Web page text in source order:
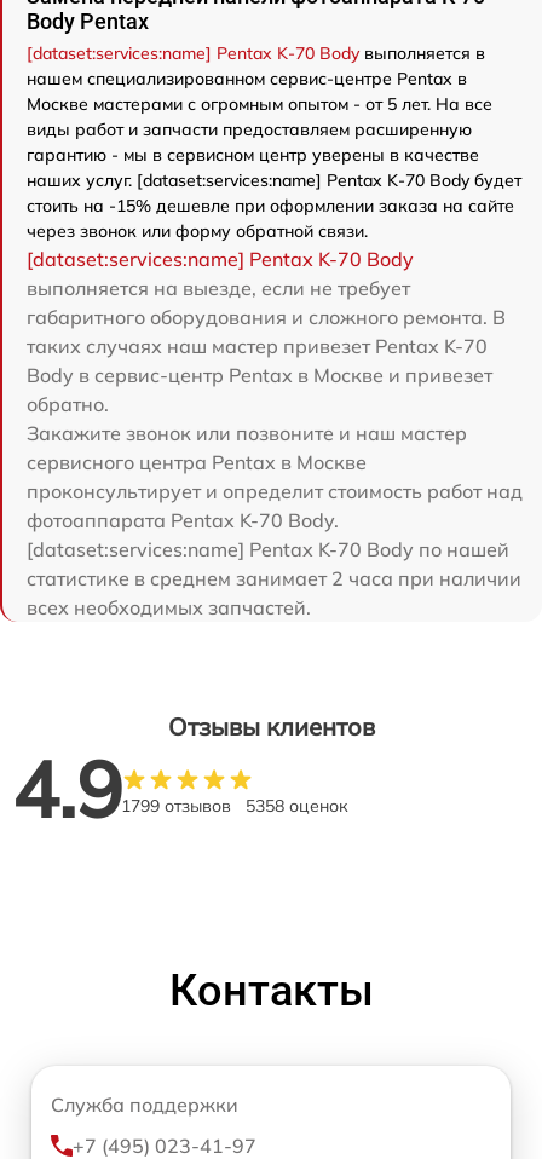
Body Pentax
[dataset:services:name] Pentax K-70 Bodyвыполняется в
нашем специализированном сервис-центре Pentax в
Москве мастерами с огромным опытом - от 5 лет. На все
виды работ и запчасти предоставляем расширенную
гарантию - мы в сервисном центр уверены в качестве
наших услуг. [dataset:services:name] Pentax K-70 Body будет
стоить на -15% дешевле при оформлении заказа на сайте
через звонок или форму обратной связи.
[dataset:services:name] Pentax K-70 Body
выполняется на выезде, если не требует
габаритного оборудования и сложного ремонта. В
таких случаях наш мастер привезет Pentax K-70
Body в сервис-центр Pentax в Москве и привезет
обратно.
Закажите звонок или позвоните и наш мастер
сервисного центра Pentax в Москве
проконсультирует и определит стоимость работ над
фотоаппарата Pentax K-70 Body.
[dataset:services:name] Pentax K-70 Body по нашей
статистике в среднем занимает 2 часа при наличии
всех необходимых запчастей.
Отзывы клиентов
4.91799 отзывов 5358 оценок
Контакты
Служба поддержки
+7 (495) 023-41-97